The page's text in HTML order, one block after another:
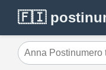
🇫🇮
Anna Postinumero